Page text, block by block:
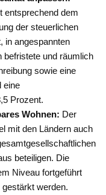
entsprechend dem
der steuerlichen
in angespannten
befristete und räumlich
sowie eine
eine
Prozent.
Wohnen: Der
mit den Ländern auch
beteiligen. Die
Niveau fortgeführt
gestärkt werden.